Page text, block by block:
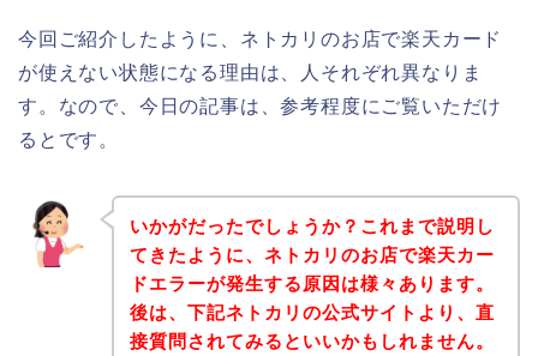
今回ご紹介したように、ネトカリのお店で楽天カード
が使えない状態になる理由は、人それぞれ異なりま
す。なので、今日の記事は、参考程度にご覧いただけ
るとです。
いかがだったでしょうか？これまで説明し
てきたように、ネトカリのお店で楽天カー
ドエラーが発生する原因は様々あります。
後は、下記ネトカリの公式サイトより、直
接質問されてみるといいかもしれません。